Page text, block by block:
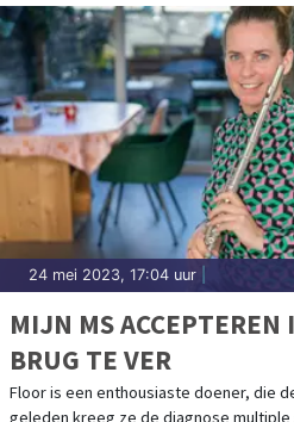
24 mei 2023, 17:04 uur
MIJN MS ACCEPTEREN
BRUG TE VER
Floor is een enthousiaste doener, die
geleden kreeg ze de diagnose multiple